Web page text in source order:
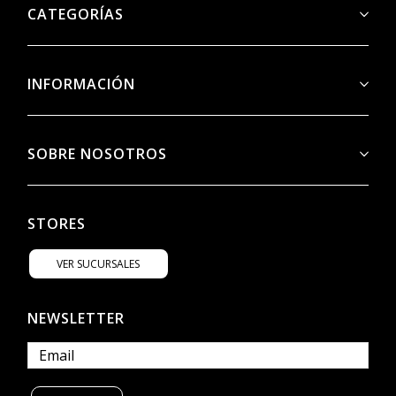
CATEGORÍAS
INFORMACIÓN
SOBRE NOSOTROS
STORES
VER SUCURSALES
NEWSLETTER